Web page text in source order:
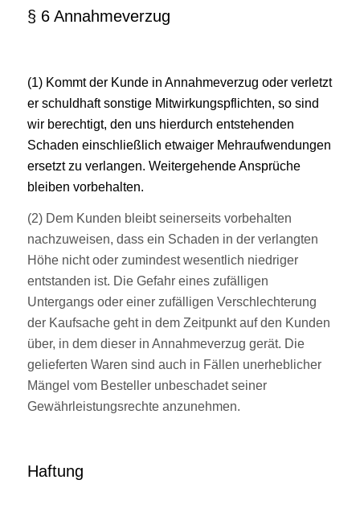
§ 6 Annahmeverzug
(1) Kommt der Kunde in Annahmeverzug oder verletzt
er schuldhaft sonstige Mitwirkungspflichten, so sind
wir berechtigt, den uns hierdurch entstehenden
Schaden einschließlich etwaiger Mehraufwendungen
ersetzt zu verlangen. Weitergehende Ansprüche
bleiben vorbehalten.
(2) Dem Kunden bleibt seinerseits vorbehalten
nachzuweisen, dass ein Schaden in der verlangten
Höhe nicht oder zumindest wesentlich niedriger
entstanden ist. Die Gefahr eines zufälligen
Untergangs oder einer zufälligen Verschlechterung
der Kaufsache geht in dem Zeitpunkt auf den Kunden
über, in dem dieser in Annahmeverzug gerät. Die
gelieferten Waren sind auch in Fällen unerheblicher
Mängel vom Besteller unbeschadet seiner
Gewährleistungsrechte anzunehmen.
Haftung